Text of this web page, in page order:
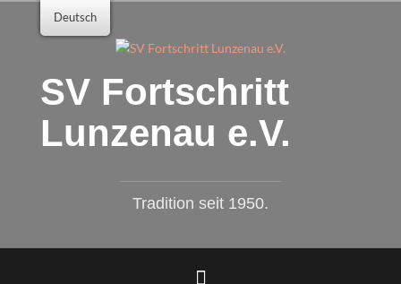
SV Fortschritt
Lunzenau e.V.
Tradition seit 1950.
Deutsch